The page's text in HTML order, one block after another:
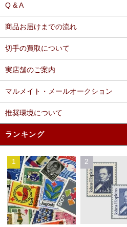
Q & A
商品お届けまでの流れ
切手の買取について
実店舗のご案内
マルメイト・メールオークション
推奨環境について
ランキング
1 2